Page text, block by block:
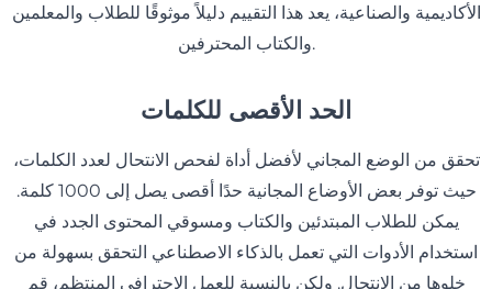
الأكاديمية والصناعية، يعد هذا التقييم دليلاً موثوقًا للطلاب والمعلمين
والكتاب المحترفين.
الحد الأقصى للكلمات
تحقق من الوضع المجاني لأفضل أداة لفحص الانتحال لعدد الكلمات،
حيث توفر بعض الأوضاع المجانية حدًا أقصى يصل إلى 1000 كلمة.
يمكن للطلاب المبتدئين والكتاب ومسوقي المحتوى الجدد في
استخدام الأدوات التي تعمل بالذكاء الاصطناعي التحقق بسهولة من
خلوها من الانتحال. ولكن بالنسبة للعمل الاحترافي المنتظم، قم